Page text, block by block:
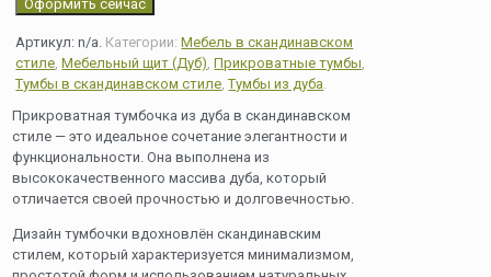
Оформить сейчас
Артикул:n/a. Категории:Мебель в скандинавском
стиле,Мебельный щит (Дуб),Прикроватные тумбы,
Тумбы в скандинавском стиле,Тумбы из дуба.
Прикроватная тумбочка из дуба в скандинавском
стиле — это идеальное сочетание элегантности и
функциональности. Она выполнена из
высококачественного массива дуба, который
отличается своей прочностью и долговечностью.
Дизайн тумбочки вдохновлён скандинавским
стилем, который характеризуется минимализмом,